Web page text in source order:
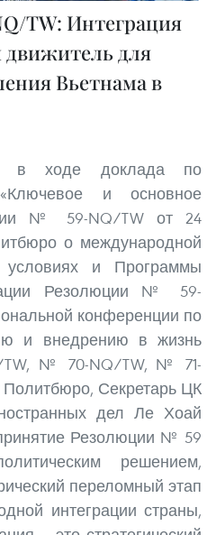
TW: Интеграция
движитель для
Вьетнама в
в ходе доклада по
и основное
№ 59-NQ/TW от 24
о международной
и Программы
Резолюции № 59-
конференции по
и внедрению в жизнь
№ 70-NQ/TW, № 71-
Секретарь ЦК
дел Ле Хоай
Резолюции № 59
решением,
переломный этап
интеграции страны,